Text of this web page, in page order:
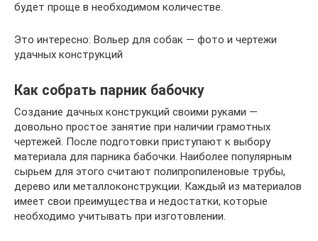
будет проще в необходимом количестве.
Это интересно: Вольер для собак — фото и чертежи
удачных конструкций
Как собрать парник бабочку
Создание дачных конструкций своими руками —
довольно простое занятие при наличии грамотных
чертежей. После подготовки приступают к выбору
материала для парника бабочки. Наиболее популярным
сырьем для этого считают полипропиленовые трубы,
дерево или металлоконструкции. Каждый из материалов
имеет свои преимущества и недостатки, которые
необходимо учитывать при изготовлении.